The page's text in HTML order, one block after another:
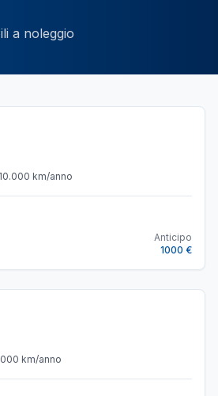
a noleggio
10.000 km/anno
Anticipo
1000 €
km/anno